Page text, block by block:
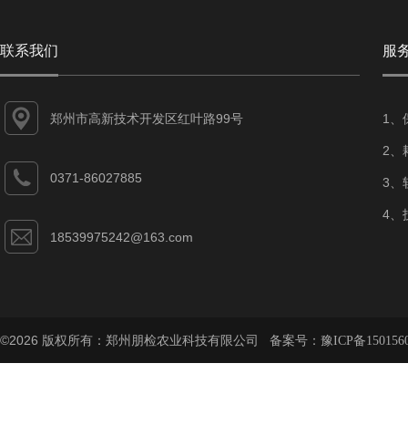
联系我们
郑州市高新技术开发区红叶路99号
0371-86027885
18539975242@163.com
服
1、
2、
3、
4、
©2026 版权所有：郑州朋检农业科技有限公司 备案号： 豫ICP备